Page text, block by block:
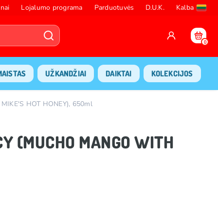
Lojalumo programa Parduotuvės D.U.K. Kalba
0
UŽKANDŽIAI DAIKTAI KOLEKCIJOS
HOT HONEY), 650ml
(MUCHO MANGO WITH